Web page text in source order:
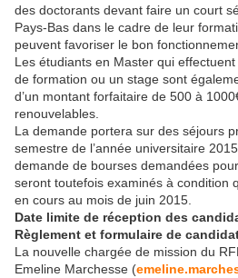
des doctorants devant faire un court
Pays-Bas dans le cadre de leur
peuvent favoriser le bon
Les étudiants en Master qui
de formation ou un stage sont
d’un montant forfaitaire de 500 à
renouvelables.
La demande portera sur des séjours
semestre de l’année universitaire
demande de bourses demandées
seront toutefois examinés à condition
en cours au mois de juin 2015.
Date limite de réception des
Règlement et formulaire de
La nouvelle chargée de mission du
Emeline Marchesse (